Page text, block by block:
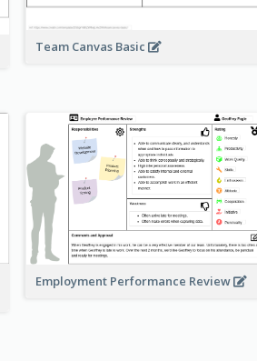
Team Canvas Basic
Employment Performance Review